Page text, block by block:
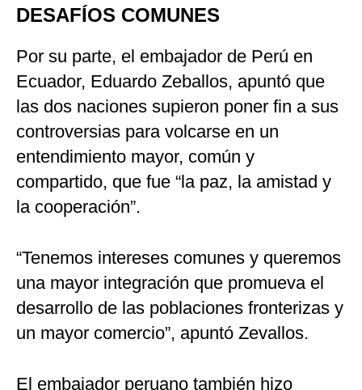
DESAFÍOS COMUNES
Por su parte, el embajador de Perú en
Ecuador, Eduardo Zeballos, apuntó que
las dos naciones supieron poner fin a sus
controversias para volcarse en un
entendimiento mayor, común y
compartido, que fue “la paz, la amistad y
la cooperación”.
“Tenemos intereses comunes y queremos
una mayor integración que promueva el
desarrollo de las poblaciones fronterizas y
un mayor comercio”, apuntó Zevallos.
El embajador peruano también hizo